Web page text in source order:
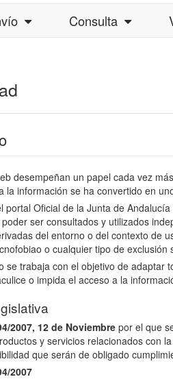
Consulta
desempeñan un papel cada vez
la información se ha convertido en
portal Oficial de la Junta de
ser consultados y utilizados
del entorno o del contexto de
o cualquier tipo de exclusión
se trabaja con el objetivo de adaptar
o impida el acceso a la
2007, 12 de Noviembre por el que
y servicios relacionados con
que serán de obligado
2007